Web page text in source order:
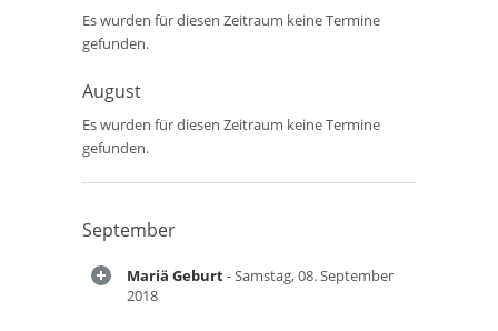
Es wurden für diesen Zeitraum keine Termine
gefunden.
August
Es wurden für diesen Zeitraum keine Termine
gefunden.
September
Mariä Geburt- Samstag, 08. September
2018